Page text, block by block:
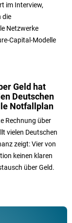
im Interview,
die
Netzwerke
Capital-Modelle
Geld hat
Deutschen
Notfallplan
Rechnung über
vielen Deutschen
zeigt: Vier von
keinen klaren
über Geld.